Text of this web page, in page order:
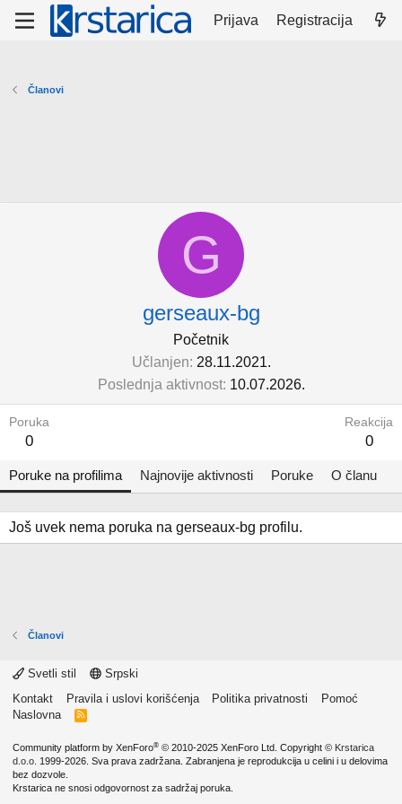
Prijava Registracija
Članovi
G
gerseaux-bg
Početnik
Učlanjen 28.11.2021.
Poslednja aktivnost 10.07.2026.
Poruka
0
Reakcija
0
Poruke na profilima Najnovije aktivnosti Poruke O članu
Još uvek nema poruka na gerseaux-bg profilu.
Članovi
Svetli stil
Srpski
Kontakt
Pravila i uslovi korišćenja Politika privatnosti
Pomoć
Naslovna
R
Community platform by XenForo® © 2010-2025 XenForo Ltd. Copyright © Krstarica
d.o.o. 1999-2026. Sva prava zadržana. Zabranjena je reprodukcija u celini i u delovima
bez dozvole.
Krstarica ne snosi odgovornost za sadržaj poruka.